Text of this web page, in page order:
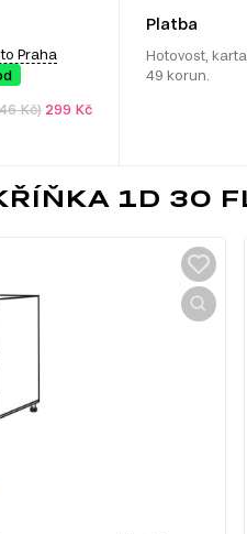
Praha
Kč)299 Kč
Platba
Hotovost,
49 korun.
1D 30